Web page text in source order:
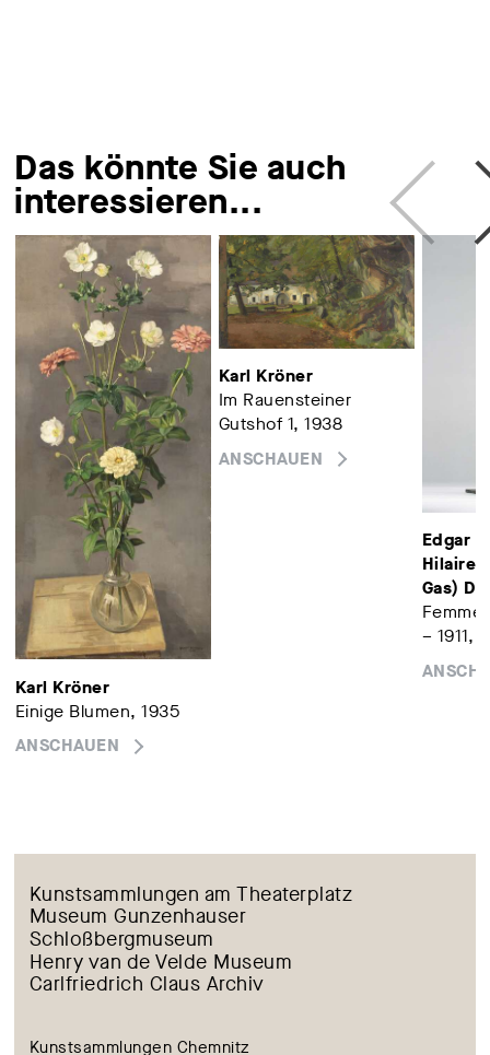
Das könnte Sie auch
interessieren...
Karl Kröner
Einige Blumen, 1935
ANSCHAUEN
Karl Kröner
Im Rauensteiner
Gutshof 1, 1938
ANSCHAUEN
Edgar
Hilaire
Gas)
Femme
– 1911,
Kunstsammlungen am Theaterplatz
Museum Gunzenhauser
Schloßbergmuseum
Henry van de Velde Museum
Carlfriedrich Claus Archiv
Kunstsammlungen Chemnitz